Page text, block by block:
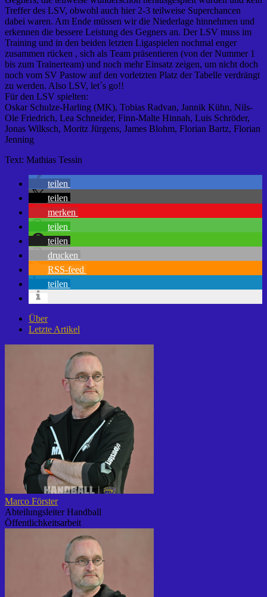
Treffer des LSV, obwohl auch hier 2-3 teilweise Superchancen
dabei waren. Am Ende müssen wir die Niederlage hinnehmen und
erkennen die bessere Leistung des Gegners an. Der LSV muss im
Training und in den beiden letzten Ligaspielen nochmal enger
zusammen rücken , sich als Team präsentieren (von der Nummer 1
bis zum Trainerteam) und noch mehr Einsatz zeigen, um nicht doch
noch vom SV Pastow auf den vorletzten Platz der Tabelle verdrängt
zu werden. Also LSV, let´s go!!
Für den LSV spielten:
Oskar Schulze-Harling (MK), Tobias Radvan, Jannik Kühn, Nils-
Ole Friedrich, Lea Schneider, Finn-Malte Hinnah, Luis Schröder,
Jonas Wilksch, Moritz Jürgens, James Blohm, Florian Bartz, Florian
Jenning
Text: Mathias Tessin
teilen
teilen
merken
teilen
teilen
drucken
RSS-feed
teilen
Über
Letzte Artikel
Marco Förster
Abteilungsleiter Handball
Öffentlichkeitsarbeit